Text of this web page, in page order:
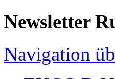
Newsletter
Navigation